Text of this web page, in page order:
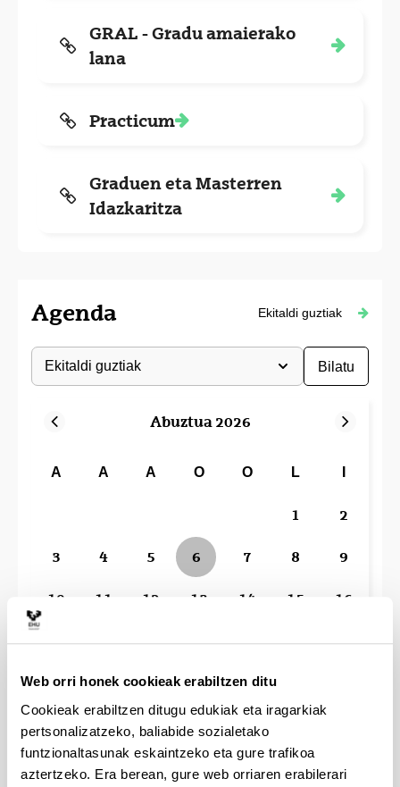
Web orri honek cookieak erabiltzen ditu
Cookieak erabiltzen ditugu edukiak eta iragarkiak
pertsonalizatzeko, baliabide sozialetako
funtzionaltasunak eskaintzeko eta gure trafikoa
aztertzeko. Era berean, gure web orriaren erabilerari
GRAL - Gradu amaierako
lana
Practicum
Graduen eta Masterren
Idazkaritza
Agenda Ekitaldi guztiak
Hautatu ekitaldi mota
Bilatu
Abuztua 2026
A A A O O L
1 2
3 4 5
Gaur da
6 7 8 9
10 11 12 13 14 15 16
17 18 19 20 21 22 23
24 25 26 27 28